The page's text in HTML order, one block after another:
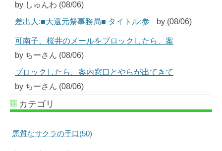
by しゅんわ (08/06)
差出人:■大還元祭事務局■ タイトル:参
by (08/06)
可南子、桜井のメールをブロックしたら、案
by ちーさん (08/06)
ブロックしたら、案内窓口とやらが出てきて
by ちーさん (08/06)
カテゴリ
悪質なサクラの手口(50)